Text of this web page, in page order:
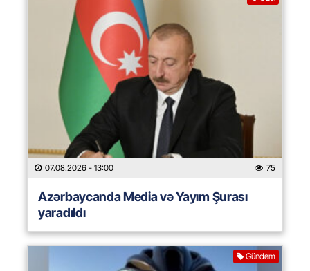
07.08.2026 - 13:00 75
Azərbaycanda Media və Yayım Şurası
yaradıldı
Gündəm